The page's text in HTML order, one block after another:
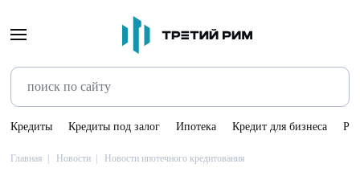
Кредиты Кредиты под залог Ипотека Кредит для бизнеса
Главная Новости
Новости ипотечного кредитования